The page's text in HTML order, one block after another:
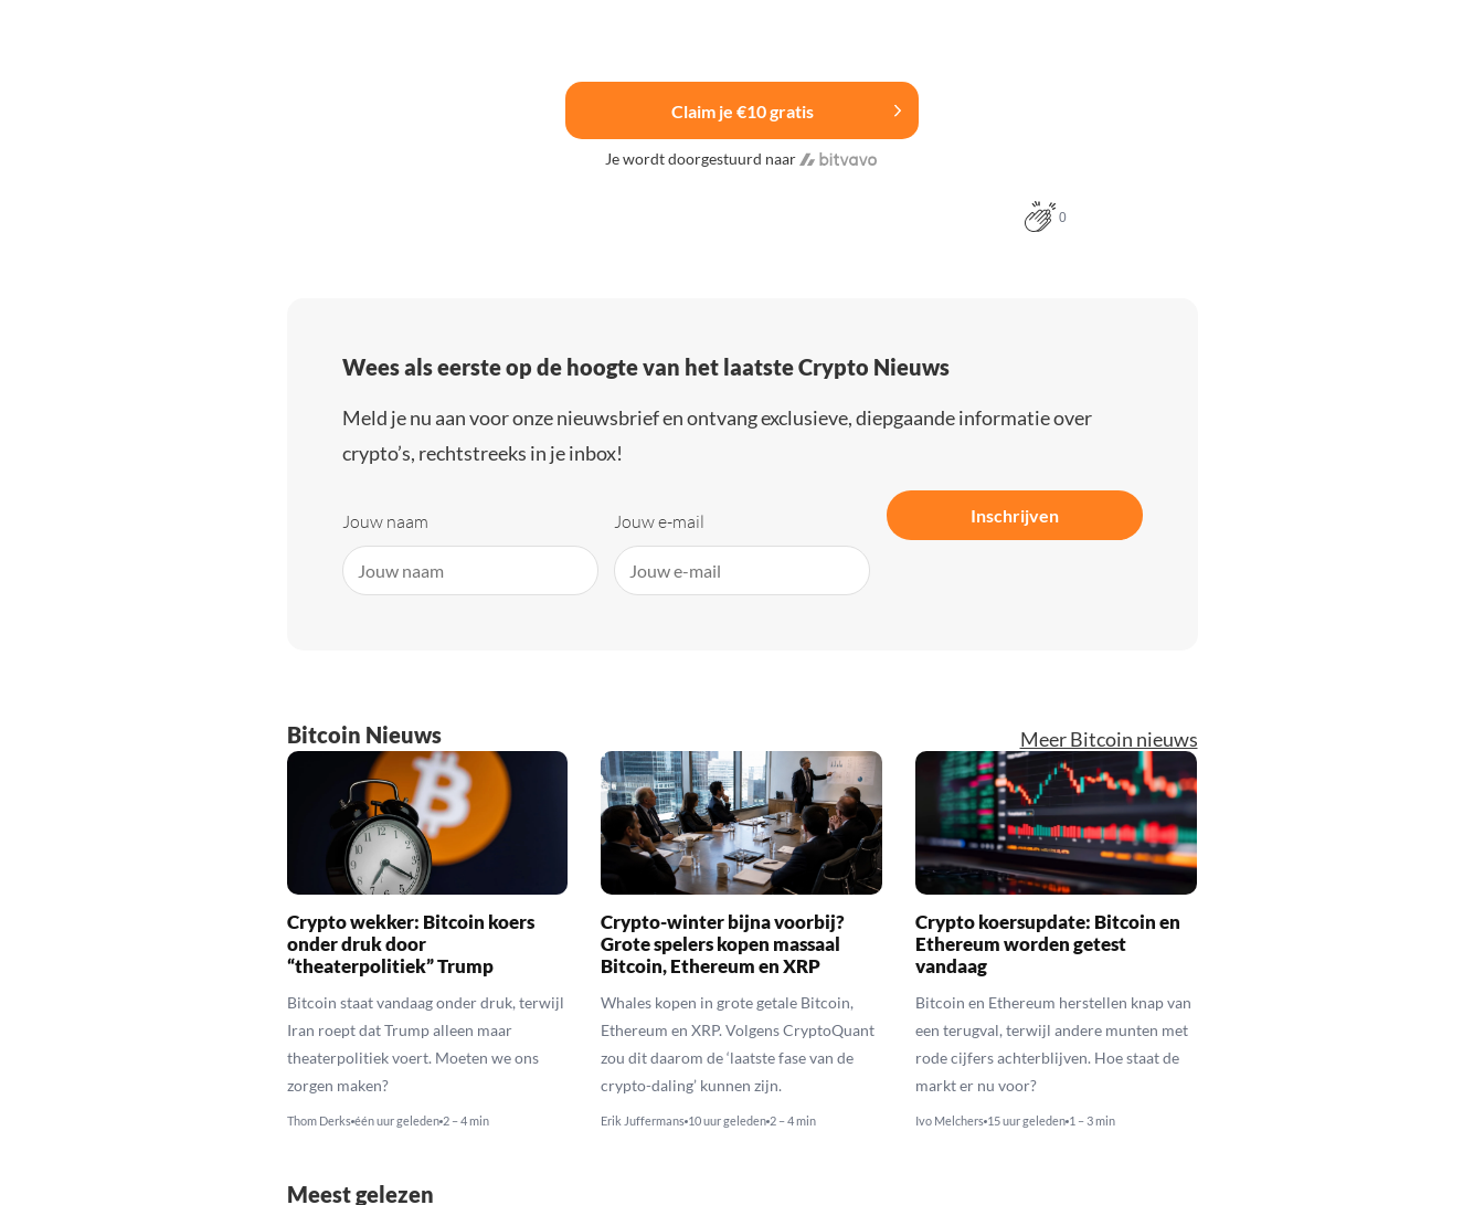
Claim je €10 gratis
Je wordt doorgestuurd naar
0
Wees als eerste op de hoogte van het laatste Crypto Nieuws
Meld je nu aan voor onze nieuwsbrief en ontvang exclusieve, diepgaande informatie over
crypto’s, rechtstreeks in je inbox!
Jouw naam Jouw e-mail Inschrijven
Bitcoin Nieuws Meer Bitcoin nieuws
Crypto wekker: Bitcoin koers
onder druk door
“theaterpolitiek” Trump
Bitcoin staat vandaag onder druk, terwijl
Iran roept dat Trump alleen maar
theaterpolitiek voert. Moeten we ons
zorgen maken?
Thom Derks één uur geleden 2 – 4 min
Crypto-winter bijna voorbij?
Grote spelers kopen massaal
Bitcoin, Ethereum en XRP
Whales kopen in grote getale Bitcoin,
Ethereum en XRP. Volgens CryptoQuant
zou dit daarom de ‘laatste fase van de
crypto-daling’ kunnen zijn.
Erik Juffermans 10 uur geleden 2 – 4 min
Crypto koersupdate: Bitcoin en
Ethereum worden getest
vandaag
Bitcoin en Ethereum herstellen knap van
een terugval, terwijl andere munten met
rode cijfers achterblijven. Hoe staat de
markt er nu voor?
Ivo Melchers 15 uur geleden 1 – 3 min
Meest gelezen